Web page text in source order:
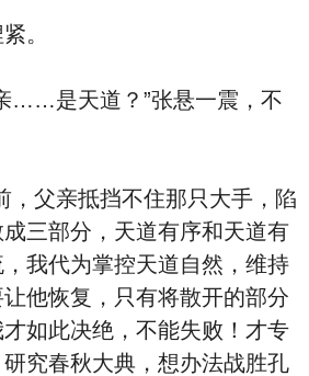
。
是天道？”张悬一震，不
父亲抵挡不住那只大手，陷
三部分，天道有序和天道有
我代为掌控天道自然，维持
他恢复，只有将散开的部分
如此决绝，不能失败！才专
究春秋大典，想办法战胜孔